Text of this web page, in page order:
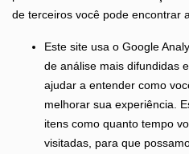
de terceiros você pode encontrar
Este site usa o Google
de análise mais difundidas
ajudar a entender como
melhorar sua experiência.
itens como quanto tempo
visitadas, para que